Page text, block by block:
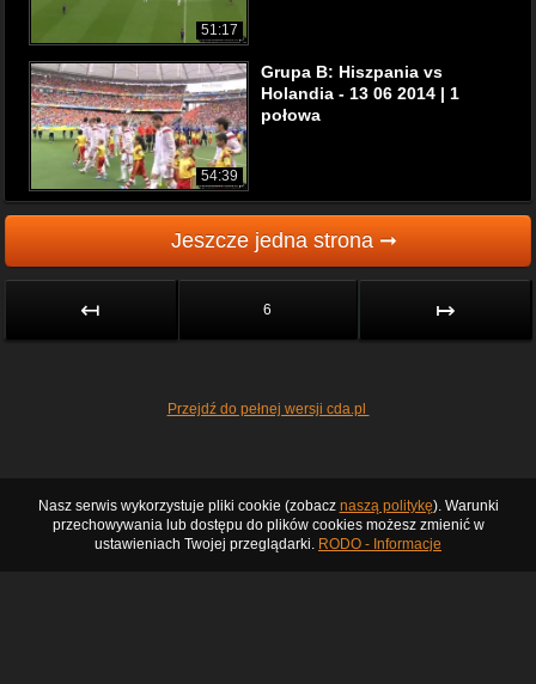
51:17
54:39
Grupa B: Hiszpania vs
Holandia - 13 06 2014 | 1
połowa
Jeszcze jedna strona ➞
↤ 6 ↦
Przejdź do pełnej wersji cda.pl
Nasz serwis wykorzystuje pliki cookie (zobacz naszą politykę). Warunki
przechowywania lub dostępu do plików cookies możesz zmienić w
ustawieniach Twojej przeglądarki. RODO - Informacje